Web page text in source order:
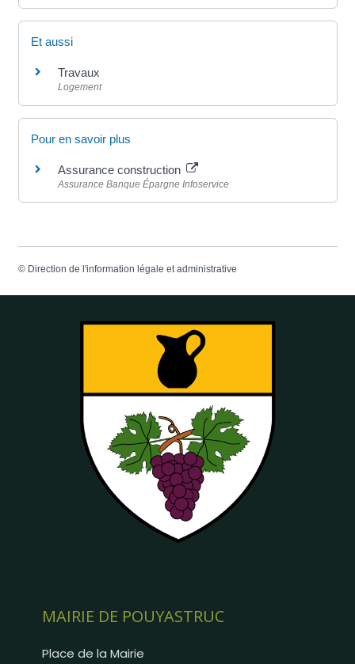
Et aussi
Travaux
Logement
Pour en savoir plus
Assurance construction
Assurance Banque Épargne Infoservice
© Direction de l'information légale et administrative
MAIRIE DE POUYASTRUC
Place de la Mairie